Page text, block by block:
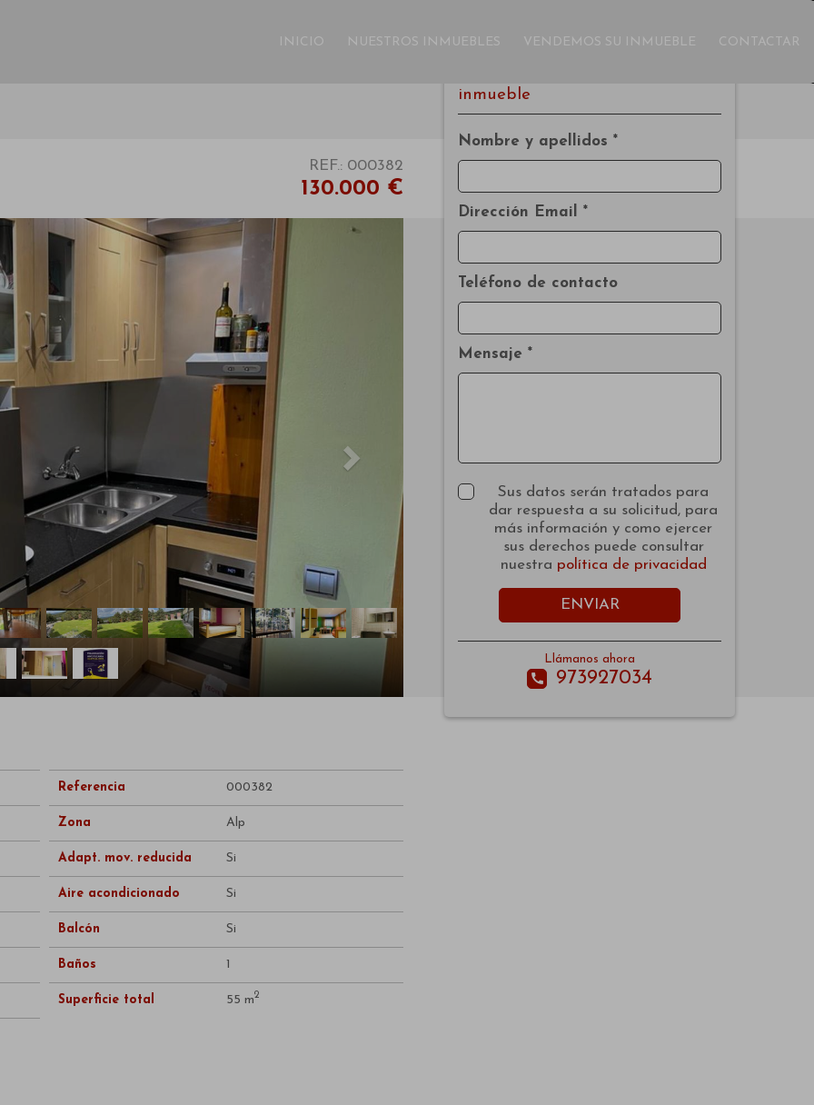
INICIO NUESTROS INMUEBLES VENDEMOS SU INMUEBLE CONTACTAR
email print
inmueble
Nombre y apellidos *
Dirección Email *
Teléfono de contacto
Mensaje *
Sus datos serán tratados para
dar respuesta a su solicitud, para
más información y como ejercer
sus derechos puede consultar
nuestra política de privacidad
ENVIAR
Llámanos ahora
call 973927034
REF.: 000382
130.000 €
Referencia 000382
Zona Alp
Adapt. mov. reducida Si
Aire acondicionado Si
Balcón Si
Baños 1
Superficie total 55 m2